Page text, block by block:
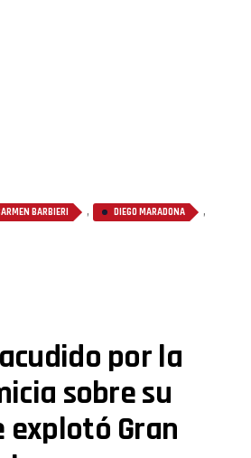
BARBIERI , DIEGO MARADONA ,
por la
sobre su
explotó Gran